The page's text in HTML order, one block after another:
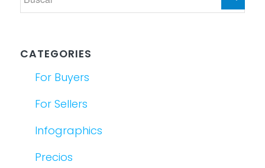
CATEGORIES
For Buyers
For Sellers
Infographics
Precios